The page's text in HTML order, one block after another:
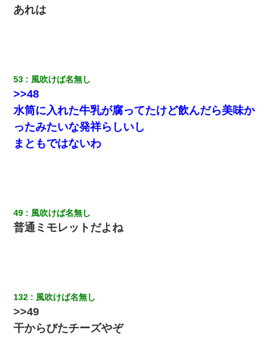
あれは
53 風吹けば名無し
>>48
水筒に入れた牛乳が腐ってたけど飲んだら美味か
ったみたいな発祥らしいし
まともではないわ
49 風吹けば名無し
普通ミモレットだよね
132 風吹けば名無し
>>49
干からびたチーズやぞ